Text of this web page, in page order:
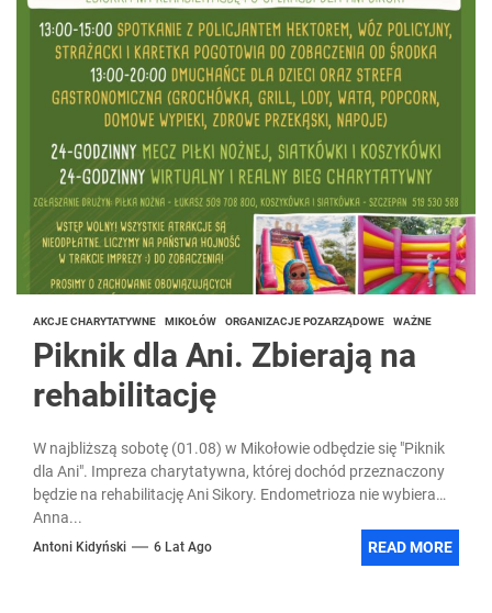
AKCJE CHARYTATYWNE MIKOŁÓW ORGANIZACJE POZARZĄDOWE WAŻNE
Piknik dla Ani. Zbierają na
rehabilitację
W najbliższą sobotę (01.08) w Mikołowie odbędzie się "Piknik
dla Ani". Impreza charytatywna, której dochód przeznaczony
będzie na rehabilitację Ani Sikory. Endometrioza nie wybiera
Anna...
Antoni Kidyński 6 Lat Ago READ MORE